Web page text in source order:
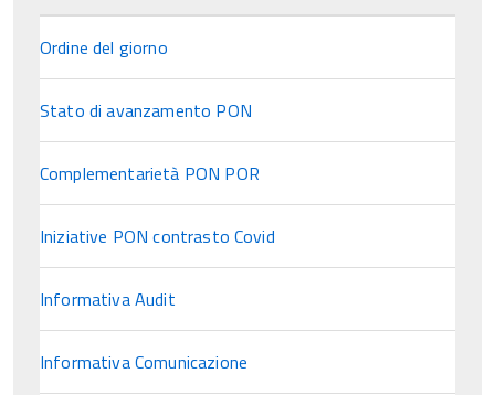
Ordine del giorno
Stato di avanzamento PON
Complementarietà PON POR
Iniziative PON contrasto Covid
Informativa Audit
Informativa Comunicazione